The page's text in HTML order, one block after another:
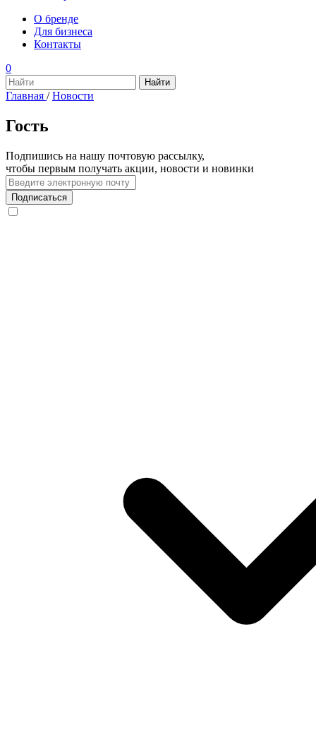
О бренде
Для бизнеса
Контакты
0
Главная / Новости
Гость
Подпишись на нашу почтовую рассылку,
чтобы первым получать акции, новости и новинки
Подписаться